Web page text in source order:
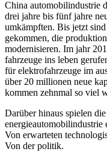
China automobilindustrie
drei jahre bis fünf jahre
umkämpften. Bis jetzt
gekommen, die
modernisieren. Im jahr
fahrzeuge ins leben
für elektrofahrzeuge im
über 20 millionen neue
kommen zehnmal so viel
Darüber hinaus spielen
Von erwarteten
Von der politik.